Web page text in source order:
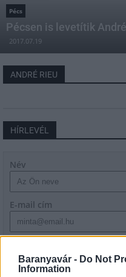
Baranyavár - Do Not
Information
Pécs
Pécsen is levetítik
2017.07.19
ANDRÉ RIEU
HÍRLEVÉL
Név
E-mail cím
szabályzatot!